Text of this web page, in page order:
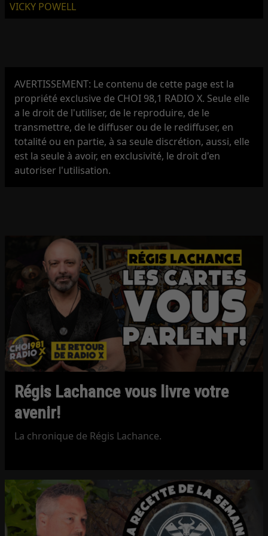
VICKY POWELL
AVERTISSEMENT: Le contenu de cette page est la
propriété exclusive de CHOI 98,1 RADIO X. Seule elle
a le droit de l'utiliser, de le reproduire, de le
transmettre, de le diffuser ou de le rediffuser, en
totalité ou en partie, à sa seule discrétion, aussi, elle
est la seule à avoir, en exclusivité, le droit d'en
autoriser l'utilisation.
Régis Lachance vous livre votre
avenir!
La chronique de Régis Lachance.